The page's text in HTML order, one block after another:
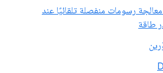
رسومات منفصلة تلقائيًا عند
طاقة